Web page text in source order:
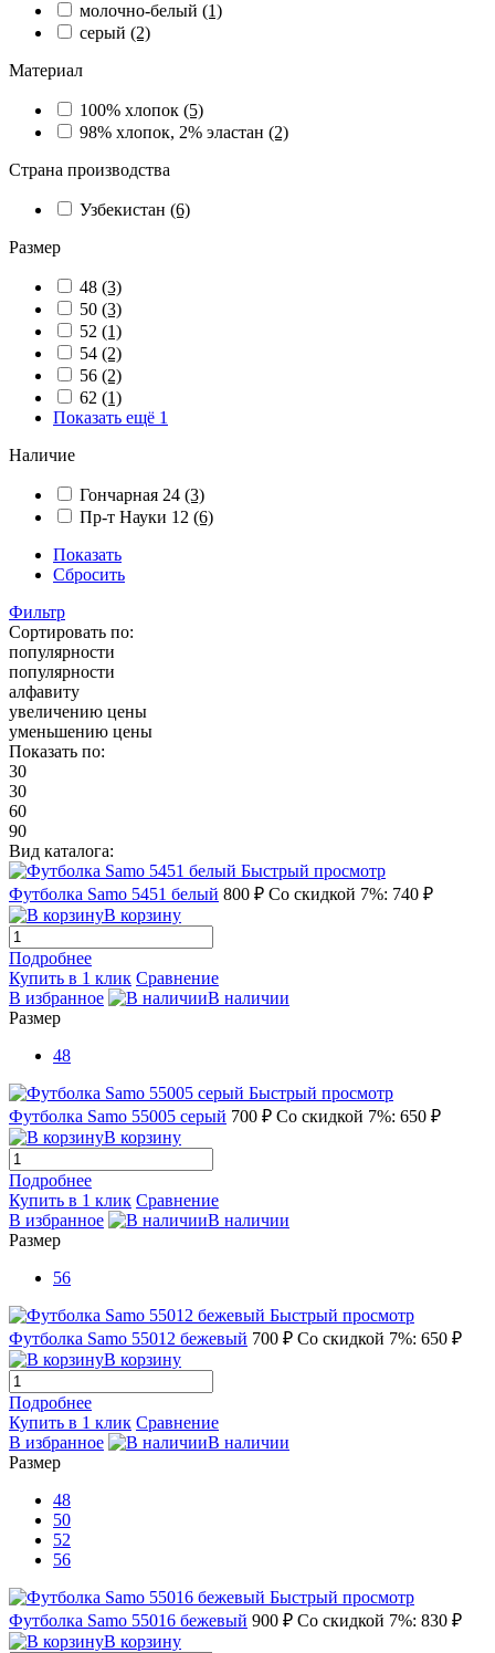
молочно-белый (1)
серый (2)
Материал
100% хлопок (5)
98% хлопок, 2% эластан (2)
Страна производства
Узбекистан (6)
Размер
48 (3)
50 (3)
52 (1)
54 (2)
56 (2)
62 (1)
Показать ещё 1
Наличие
Гончарная 24 (3)
Пр-т Науки 12 (6)
Показать
Сбросить
Фильтр
Сортировать по:
популярности
популярности
алфавиту
увеличению цены
уменьшению цены
Показать по:
30
30
60
90
Вид каталога:
Быстрый просмотр
Футболка Samo 5451 белый 800 ₽ Со скидкой 7%: 740 ₽
В корзину
Подробнее
Купить в 1 клик Сравнение
В избранное
В наличии
Размер
48
Быстрый просмотр
Футболка Samo 55005 серый 700 ₽ Со скидкой 7%: 650 ₽
В корзину
Подробнее
Купить в 1 клик Сравнение
В избранное
В наличии
Размер
56
Быстрый просмотр
Футболка Samo 55012 бежевый 700 ₽ Со скидкой 7%: 650 ₽
В корзину
Подробнее
Купить в 1 клик Сравнение
В избранное
В наличии
Размер
48
50
52
56
Быстрый просмотр
Футболка Samo 55016 бежевый 900 ₽ Со скидкой 7%: 830 ₽
В корзину